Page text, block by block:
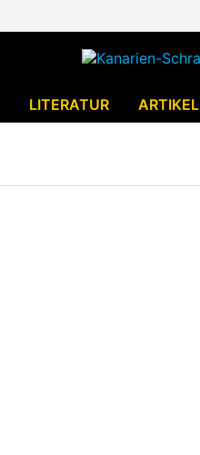
LITERATUR ARTIKEL